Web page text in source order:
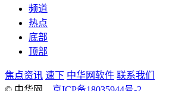
频道
热点
底部
顶部
焦点资讯 速下 中华网软件 联系我们